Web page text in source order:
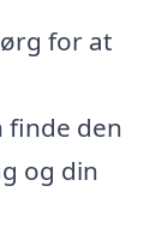
for at
finde den
og din